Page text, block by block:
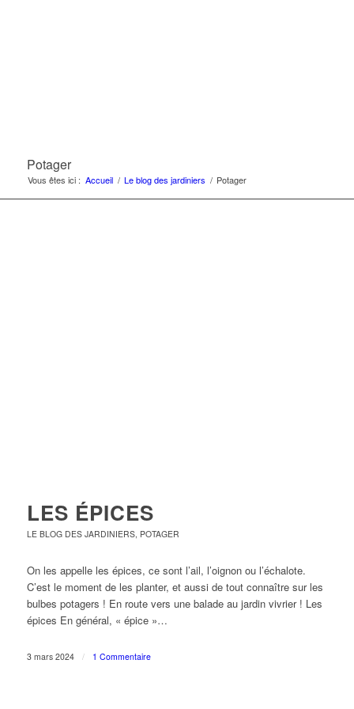
Potager
Vous êtes ici : Accueil / Le blog des jardiniers / Potager
LES ÉPICES
LE BLOG DES JARDINIERS, POTAGER
On les appelle les épices, ce sont l’ail, l’oignon ou l’échalote.
C’est le moment de les planter, et aussi de tout connaître sur les
bulbes potagers ! En route vers une balade au jardin vivrier ! Les
épices En général, « épice »…
3 mars 2024 / 1 Commentaire